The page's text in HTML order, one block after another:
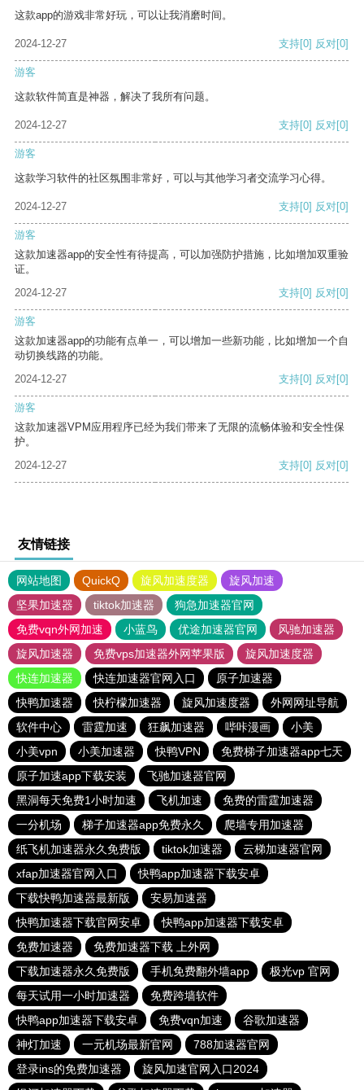
这款app的游戏非常好玩，可以让我消磨时间。
2024-12-27 支持[0] 反对[0]
游客
这款软件简直是神器，解决了我所有问题。
2024-12-27 支持[0] 反对[0]
游客
这款学习软件的社区氛围非常好，可以与其他学习者交流学习心得。
2024-12-27 支持[0] 反对[0]
游客
这款加速器app的安全性有待提高，可以加强防护措施，比如增加双重验
证。
2024-12-27
支持[0] 反对[0]
游客
这款加速器app的功能有点单一，可以增加一些新功能，比如增加一个自
动切换线路的功能。
2024-12-27
支持[0] 反对[0]
游客
这款加速器VPM应用程序已经为我们带来了无限的流畅体验和安全性保
护。
2024-12-27
支持[0] 反对[0]
友情链接
网站地图 QuickQ 旋风加速度器
旋风加速
坚果加速器
tiktok加速器
狗急加速器官网
免费vqn外网加速
小蓝鸟 优途加速器官网
风驰加速器
旋风加速器
免费vps加速器外网苹果版
旋风加速度器
快连加速器
快连加速器官网入口
原子加速器
快鸭加速器
快柠檬加速器 旋风加速度器
外网网址导航
软件中心
雷霆加速 狂飙加速器 哔咔漫画
小美
小美vpn
小美加速器 快鸭VPN
免费梯子加速器app七天
原子加速app下载安装
飞驰加速器官网
黑洞每天免费1小时加速
飞机加速
免费的雷霆加速器
一分机场
梯子加速器app免费永久
爬墙专用加速器
纸飞机加速器永久免费版
tiktok加速器
云梯加速器官网
xfap加速器官网入口
快鸭app加速器下载安卓
下载快鸭加速器最新版
安易加速器
快鸭加速器下载官网安卓
快鸭app加速器下载安卓
免费加速器
免费加速器下载 上外网
下载加速器永久免费版
手机免费翻外墙app
极光vp 官网
每天试用一小时加速器
免费跨墙软件
快鸭app加速器下载安卓
免费vqn加速
谷歌加速器
神灯加速
一元机场最新官网
788加速器官网
登录ins的免费加速器
旋风加速官网入口2024